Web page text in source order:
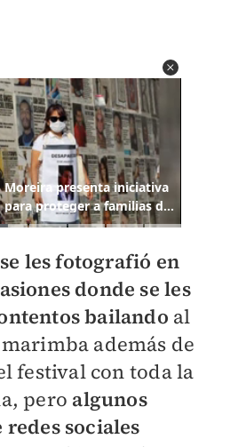
se les fotografió en
donde se les
bailando al
además de
festival con toda la
pero algunos
sociales